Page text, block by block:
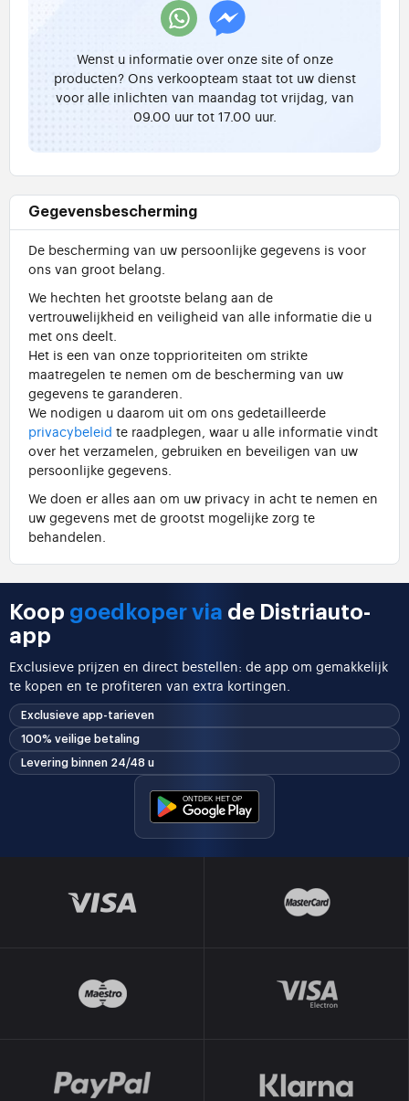
Wenst u informatie over onze site of onze
producten? Ons verkoopteam staat tot uw dienst
voor alle inlichten van maandag tot vrijdag, van
09.00 uur tot 17.00 uur.
Gegevensbescherming
De bescherming van uw persoonlijke gegevens is voor
ons van groot belang.
We hechten het grootste belang aan de
vertrouwelijkheid en veiligheid van alle informatie die u
met ons deelt.
Het is een van onze topprioriteiten om strikte
maatregelen te nemen om de bescherming van uw
gegevens te garanderen.
We nodigen u daarom uit om ons gedetailleerde
privacybeleid te raadplegen, waar u alle informatie vindt
over het verzamelen, gebruiken en beveiligen van uw
persoonlijke gegevens.
We doen er alles aan om uw privacy in acht te nemen en
uw gegevens met de grootst mogelijke zorg te
behandelen.
Koop goedkoper via de Distriauto-
app
Exclusieve prijzen en direct bestellen: de app om gemakkelijk
te kopen en te profiteren van extra kortingen.
Exclusieve app-tarieven
100% veilige betaling
Levering binnen 24/48 u